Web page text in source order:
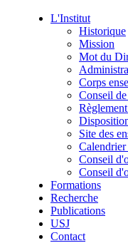
L'Institut
Historique
Mission
Mot du
Corps
Conseil
Site des
Conseil
Conseil
Formations
Recherche
Publications
USJ
Contact